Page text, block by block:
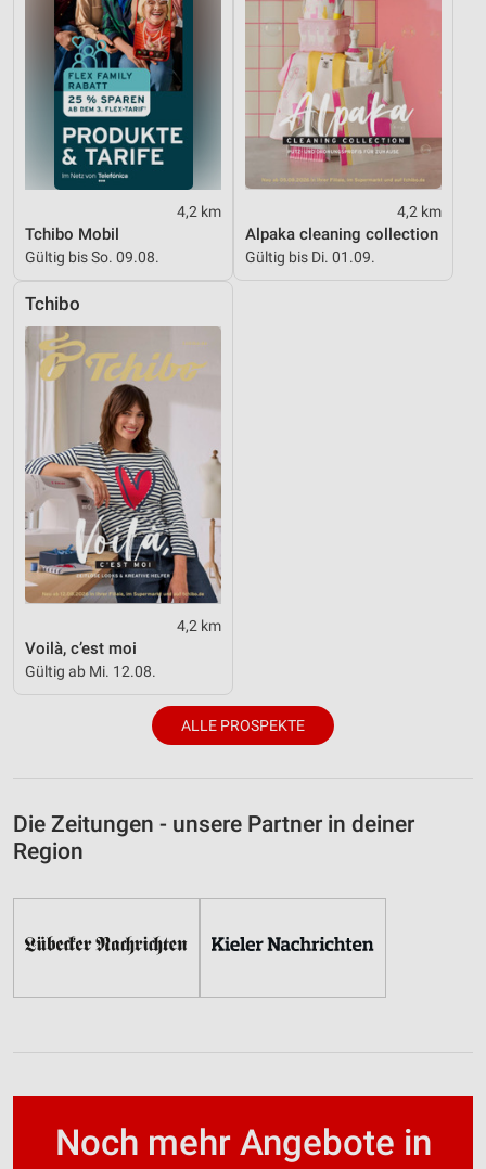
4,2 km
Tchibo Mobil
Gültig bis So. 09.08.
4,2 km
Alpaka cleaning collection
Gültig bis Di. 01.09.
Tchibo
4,2 km
Voilà, c’est moi
Gültig ab Mi. 12.08.
ALLE PROSPEKTE
Die Zeitungen - unsere Partner in deiner
Region
Noch mehr Angebote in